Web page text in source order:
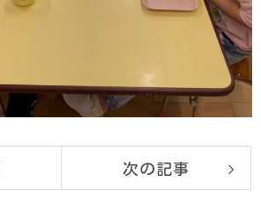
次の記事